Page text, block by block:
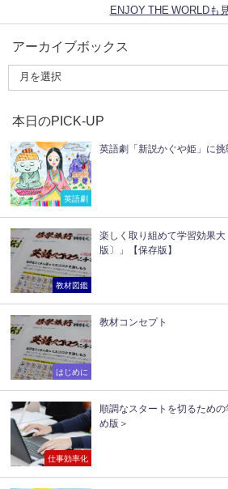
ENJOY THE WORLDも
アーカイブボックス
本日のPICK-UP
英語劇
英語劇「新説かぐや姫」に挑
教材図鑑
楽しく取り組めて学習効果
版〕」【保存版】
はじめに
教材コンセプト
仕事効率化
順調なスタートを切るため
め版＞